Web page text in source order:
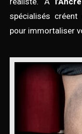
spécialisés
pour immortaliser